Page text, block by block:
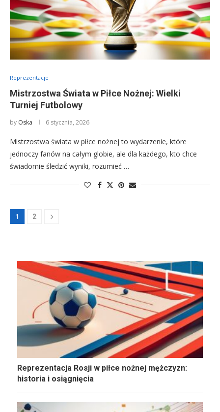
Reprezentacje
Mistrzostwa Świata w Piłce Nożnej: Wielki
Turniej Futbolowy
by Oska 6 stycznia, 2026
Mistrzostwa świata w piłce nożnej to wydarzenie, które
jednoczy fanów na całym globie, ale dla każdego, kto chce
świadomie śledzić wyniki, rozumieć …
1 2
Reprezentacja Rosji w piłce nożnej mężczyzn:
historia i osiągnięcia